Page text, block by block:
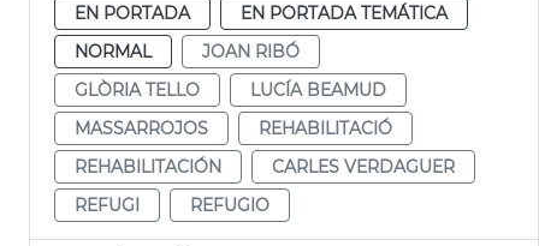
EN PORTADA
EN PORTADA TEMÁTICA
NORMAL
JOAN RIBÓ
GLÒRIA TELLO
LUCÍA BEAMUD
MASSARROJOS
REHABILITACIÓ
REHABILITACIÓN
CARLES VERDAGUER
REFUGI
REFUGIO